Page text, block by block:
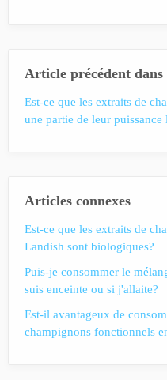
Article précédent dans
Est-ce que les extraits de
une partie de leur
Articles connexes
Est-ce que les extraits de
Landish sont biologiques?
Puis-je consommer le
suis enceinte ou si j'allaite?
Est-il avantageux de
champignons fonctionnels